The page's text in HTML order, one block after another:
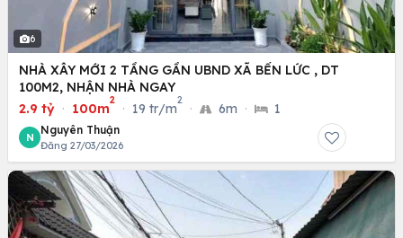
6
NHÀ XÂY MỚI 2 TẦNG GẦN UBND XÃ BẾN LỨC , DT
100M2, NHẬN NHÀ NGAY
2.9 tỷ · 100m
2
· 19 tr/m
2
· 6m · 1
N
Nguyên Thuận
Đăng 27/03/2026